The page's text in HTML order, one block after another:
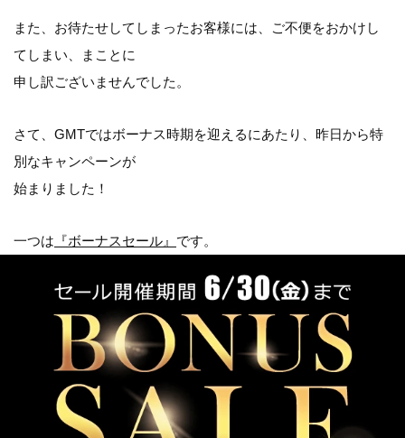
また、お待たせしてしまったお客様には、ご不便をおかけし
てしまい、まことに
申し訳ございませんでした。
さて、GMTではボーナス時期を迎えるにあたり、昨日から特
別なキャンペーンが
始まりました！
一つは 『ボーナスセール』 です。